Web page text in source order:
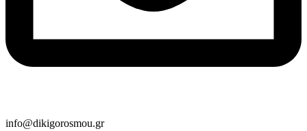
info@dikigorosmou.gr